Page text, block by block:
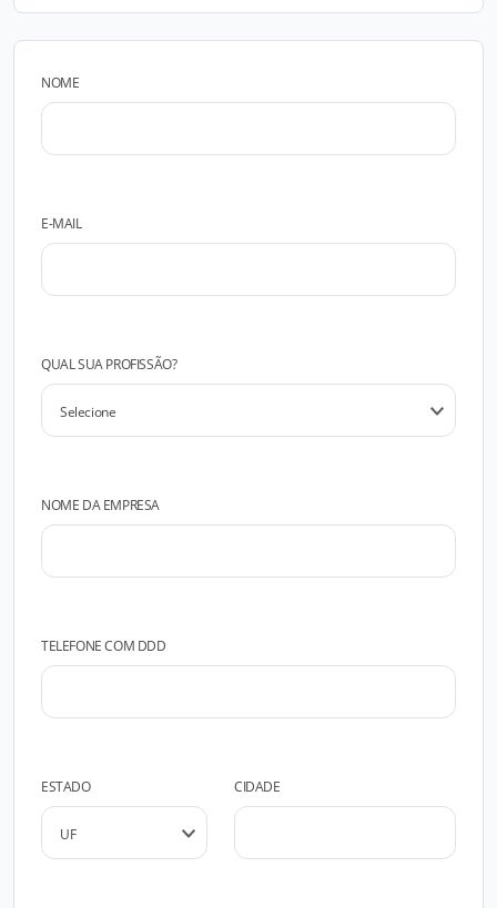
NOME
E-MAIL
QUAL SUA PROFISSÃO?
NOME DA EMPRESA
TELEFONE COM DDD
ESTADO CIDADE